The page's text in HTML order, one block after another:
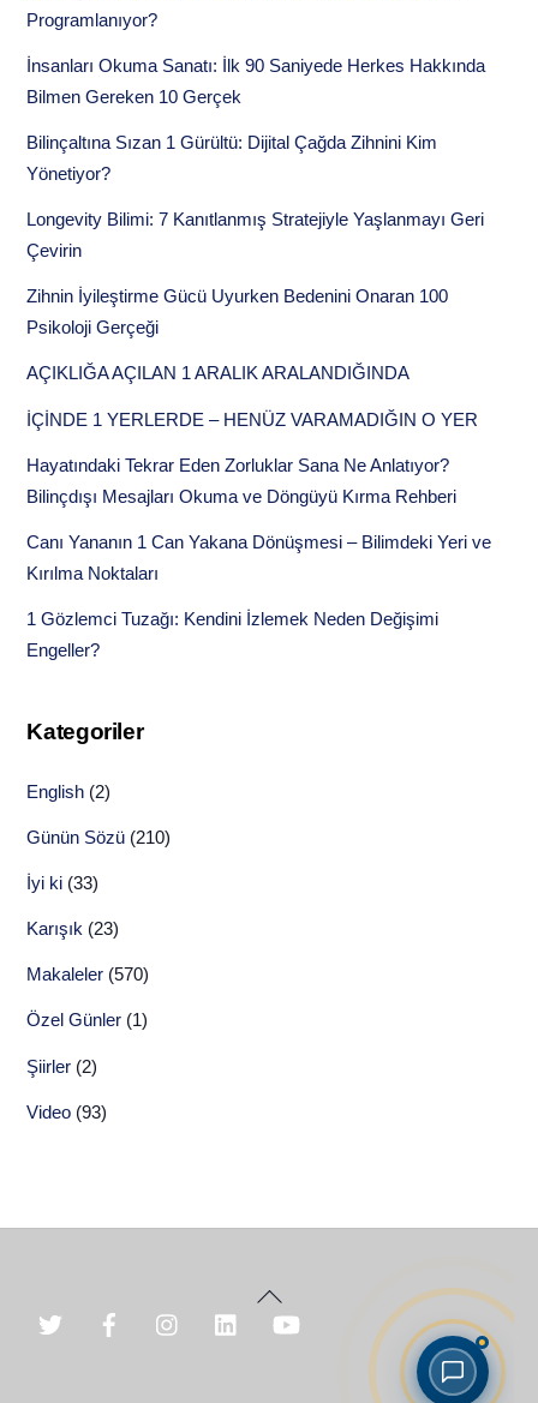
Programlanıyor?
İnsanları Okuma Sanatı: İlk 90 Saniyede Herkes Hakkında
Bilmen Gereken 10 Gerçek
Bilinçaltına Sızan 1 Gürültü: Dijital Çağda Zihnini Kim
Yönetiyor?
Longevity Bilimi: 7 Kanıtlanmış Stratejiyle Yaşlanmayı Geri
Çevirin
Zihnin İyileştirme Gücü Uyurken Bedenini Onaran 100
Psikoloji Gerçeği
AÇIKLIĞA AÇILAN 1 ARALIK ARALANDIĞINDA
İÇİNDE 1 YERLERDE – HENÜZ VARAMADIĞIN O YER
Hayatındaki Tekrar Eden Zorluklar Sana Ne Anlatıyor?
Bilinçdışı Mesajları Okuma ve Döngüyü Kırma Rehberi
Canı Yananın 1 Can Yakana Dönüşmesi – Bilimdeki Yeri ve
Kırılma Noktaları
1 Gözlemci Tuzağı: Kendini İzlemek Neden Değişimi
Engeller?
Kategoriler
English (2)
Günün Sözü (210)
İyi ki (33)
Karışık (23)
Makaleler (570)
Özel Günler (1)
Şiirler (2)
Video (93)
Back
To